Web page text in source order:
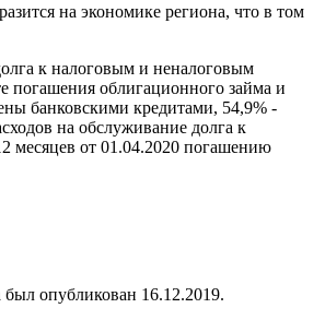
на экономике региона, что в том
к налоговым и неналоговым
погашения облигационного займа и
банковскими кредитами, 54,9% -
на обслуживание долга к
месяцев от 01.04.2020 погашению
опубликован 16.12.2019.